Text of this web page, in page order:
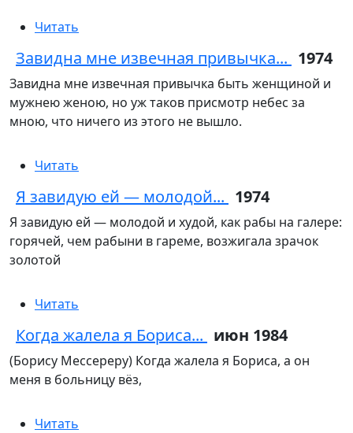
Читать
Завидна мне извечная привычка... 1974
Завидна мне извечная привычка быть женщиной и
мужнею женою, но уж таков присмотр небес за
мною, что ничего из этого не вышло.
Читать
Я завидую ей — молодой... 1974
Я завидую ей — молодой и худой, как рабы на галере:
горячей, чем рабыни в гареме, возжигала зрачок
золотой
Читать
Когда жалела я Бориса... июн 1984
(Борису Мессереру) Когда жалела я Бориса, а он
меня в больницу вёз,
Читать